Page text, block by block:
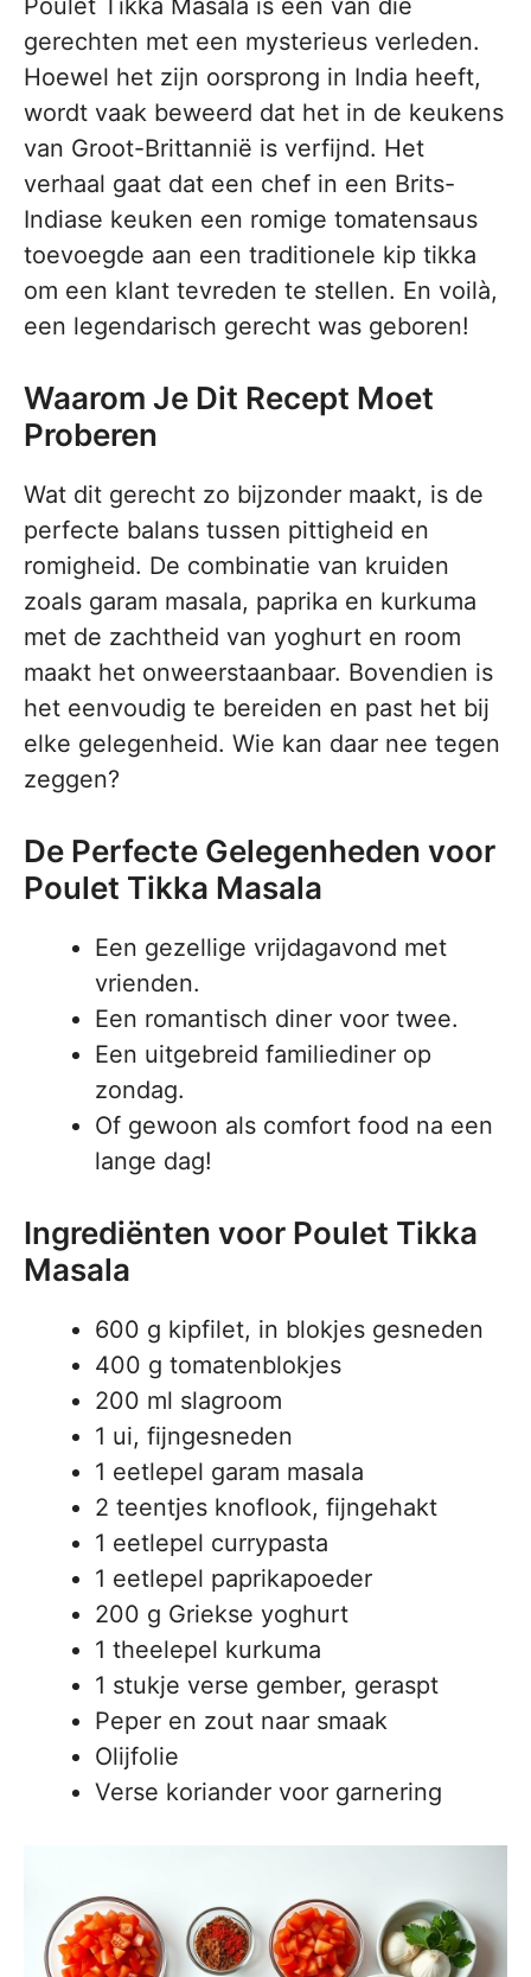
Poulet Tikka Masala is een van die
gerechten met een mysterieus verleden.
Hoewel het zijn oorsprong in India heeft,
wordt vaak beweerd dat het in de keukens
van Groot-Brittannië is verfijnd. Het
verhaal gaat dat een chef in een Brits-
Indiase keuken een romige tomatensaus
toevoegde aan een traditionele kip tikka
om een klant tevreden te stellen. En voilà,
een legendarisch gerecht was geboren!
Waarom Je Dit Recept Moet
Proberen
Wat dit gerecht zo bijzonder maakt, is de
perfecte balans tussen pittigheid en
romigheid. De combinatie van kruiden
zoals garam masala, paprika en kurkuma
met de zachtheid van yoghurt en room
maakt het onweerstaanbaar. Bovendien is
het eenvoudig te bereiden en past het bij
elke gelegenheid. Wie kan daar nee tegen
zeggen?
De Perfecte Gelegenheden voor
Poulet Tikka Masala
Een gezellige vrijdagavond met
vrienden.
Een romantisch diner voor twee.
Een uitgebreid familiediner op
zondag.
Of gewoon als comfort food na een
lange dag!
Ingrediënten voor Poulet Tikka
Masala
600 g kipfilet, in blokjes gesneden
400 g tomatenblokjes
200 ml slagroom
1 ui, fijngesneden
1 eetlepel garam masala
2 teentjes knoflook, fijngehakt
1 eetlepel currypasta
1 eetlepel paprikapoeder
200 g Griekse yoghurt
1 theelepel kurkuma
1 stukje verse gember, geraspt
Peper en zout naar smaak
Olijfolie
Verse koriander voor garnering